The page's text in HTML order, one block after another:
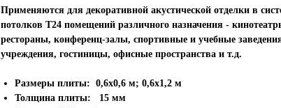
Применяются для декоративной акустической отделки в
потолков Т24 помещений различного назначения -
рестораны, конференц-залы, спортивные и учебные
учреждения, гостиницы, офисные пространства и т.д.
Размеры плиты: 0,6х0,6 м; 0,6х1,2 м
Толщина плиты:
15 мм